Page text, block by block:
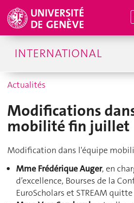
INTERNATIONAL
Actualités
Modifications
mobilité fin juillet
Modification dans l'équipe
Mme Frédérique Auger, en
d’excellence, Bourses de la
EuroScholars et STREAM quitte